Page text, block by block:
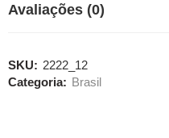
Avaliações (0)
SKU: 2222_12
Categoria: Brasil